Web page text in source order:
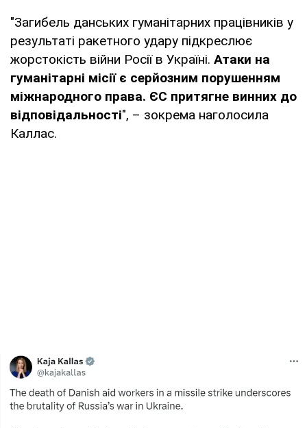
"Загибель данських гуманітарних працівників у
результаті ракетного удару підкреслює
жорстокість війни Росії в Україні. Атаки на
гуманітарні місії є серйозним порушенням
міжнародного права. ЄС притягне винних до
відповідальності", – зокрема наголосила
Каллас.